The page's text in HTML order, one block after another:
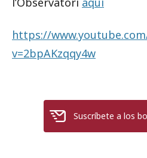
https://
v=2bpAKzqqy4w
Suscríbete a los